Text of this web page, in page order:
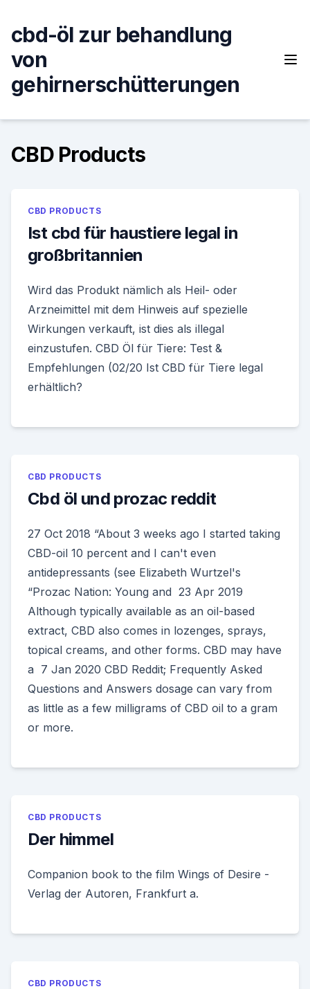
content
cbd-öl zur behandlung
von
gehirnerschütterungen
CBD Products
CBD PRODUCTS
Ist cbd für haustiere legal in
großbritannien
Wird das Produkt nämlich als Heil- oder
Arzneimittel mit dem Hinweis auf spezielle
Wirkungen verkauft, ist dies als illegal
einzustufen. CBD Öl für Tiere: Test &
Empfehlungen (02/20 Ist CBD für Tiere legal
erhältlich?
CBD PRODUCTS
Cbd öl und prozac reddit
27 Oct 2018 “About 3 weeks ago I started taking
CBD-oil 10 percent and I can't even
antidepressants (see Elizabeth Wurtzel's
“Prozac Nation: Young and 23 Apr 2019
Although typically available as an oil-based
extract, CBD also comes in lozenges, sprays,
topical creams, and other forms. CBD may have
a 7 Jan 2020 CBD Reddit; Frequently Asked
Questions and Answers dosage can vary from
as little as a few milligrams of CBD oil to a gram
or more.
CBD PRODUCTS
Der himmel
Companion book to the film Wings of Desire -
Verlag der Autoren, Frankfurt a.
CBD PRODUCTS